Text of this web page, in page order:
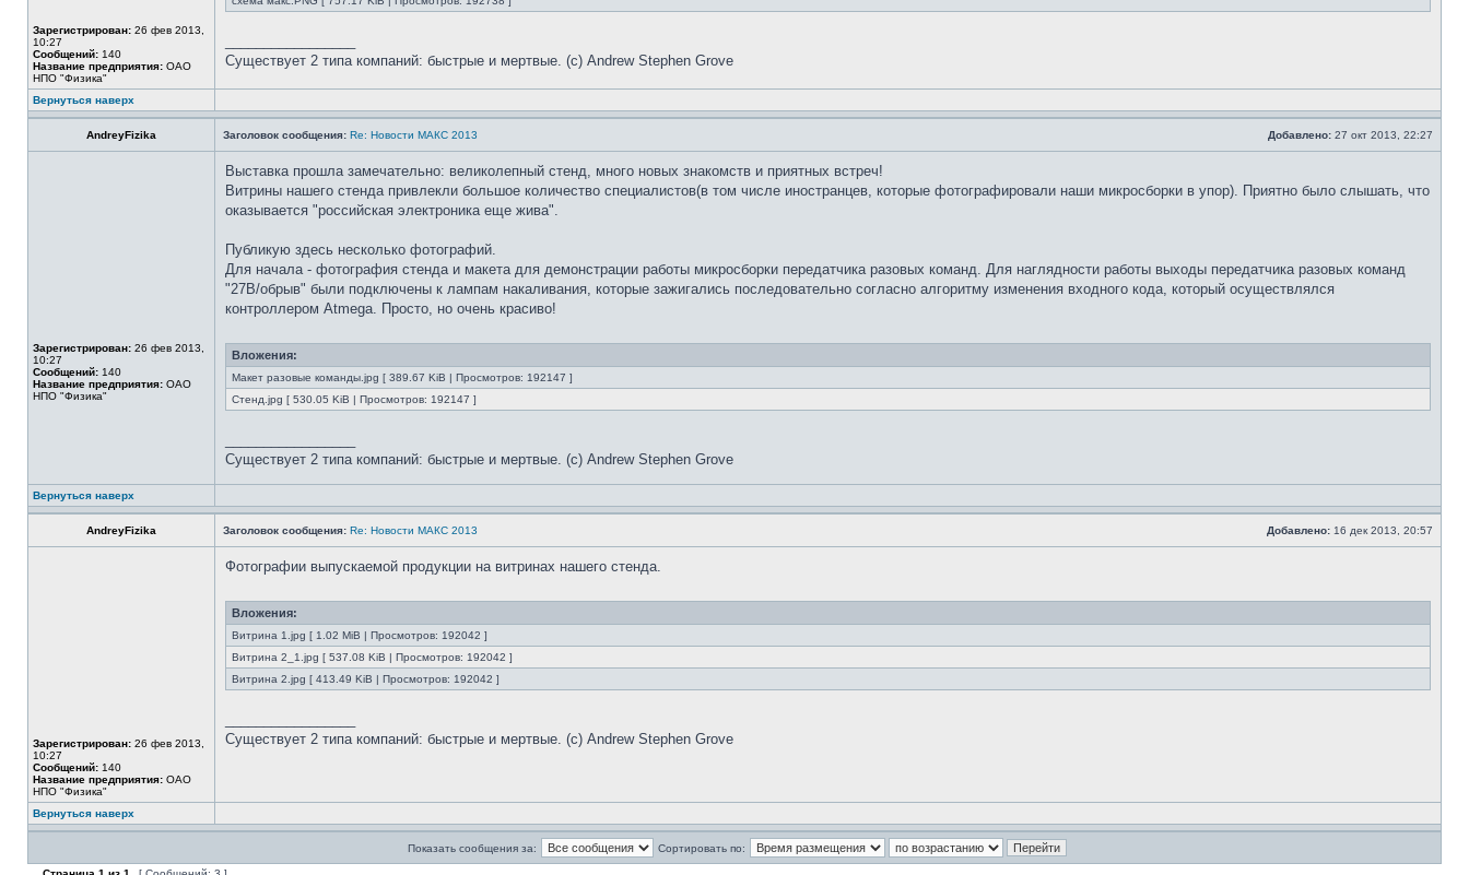
Зарегистрирован: 26 фев 2013,
10:27
Сообщений: 140
Название предприятия: ОАО
НПО "Физика"
Существует 2 типа компаний: быстрые и мертвые. (с) Andrew Stephen Grove
Вернуться наверх
AndreyFizika Заголовок сообщения: Re: Новости МАКС 2013 Добавлено: 27 окт 2013, 22:27
Зарегистрирован: 26 фев 2013,
10:27
Сообщений: 140
Название предприятия: ОАО
НПО "Физика"
Выставка прошла замечательно: великолепный стенд, много новых знакомств и приятных встреч!
Витрины нашего стенда привлекли большое количество специалистов(в том числе иностранцев, которые фотографировали наши микросборки в упор). Приятно было слышать, что
оказывается "российская электроника еще жива".
Публикую здесь несколько фотографий.
Для начала - фотография стенда и макета для демонстрации работы микросборки передатчика разовых команд. Для наглядности работы выходы передатчика разовых команд
"27В/обрыв" были подключены к лампам накаливания, которые зажигались последовательно согласно алгоритму изменения входного кода, который осуществлялся
контроллером Atmega. Просто, но очень красиво!
Вложения:
Макет разовые команды.jpg [ 389.67 KiB | Просмотров: 192147 ]
Стенд.jpg [ 530.05 KiB | Просмотров: 192147 ]
Существует 2 типа компаний: быстрые и мертвые. (с) Andrew Stephen Grove
Вернуться наверх
AndreyFizika Заголовок сообщения: Re: Новости МАКС 2013 Добавлено: 16 дек 2013, 20:57
Зарегистрирован: 26 фев 2013,
10:27
Сообщений: 140
Название предприятия: ОАО
НПО "Физика"
Фотографии выпускаемой продукции на витринах нашего стенда.
Вложения:
Витрина 1.jpg [ 1.02 MiB | Просмотров: 192042 ]
Витрина 2_1.jpg [ 537.08 KiB | Просмотров: 192042 ]
Витрина 2.jpg [ 413.49 KiB | Просмотров: 192042 ]
Существует 2 типа компаний: быстрые и мертвые. (с) Andrew Stephen Grove
Вернуться наверх
Показать сообщения за: Сортировать по: